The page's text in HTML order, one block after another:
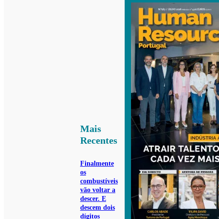
Mais
Recentes
Finalmente
os
combustíveis
vão voltar a
descer. E
descem dois
dígitos